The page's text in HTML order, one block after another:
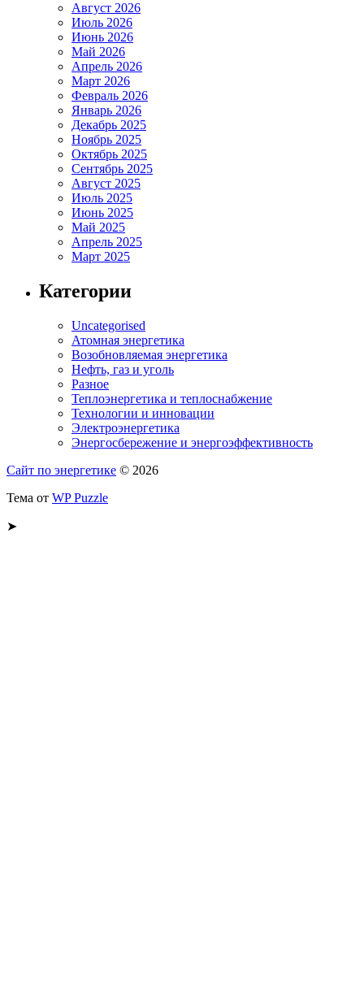
Август 2026
Июль 2026
Июнь 2026
Май 2026
Апрель 2026
Март 2026
Февраль 2026
Январь 2026
Декабрь 2025
Ноябрь 2025
Октябрь 2025
Сентябрь 2025
Август 2025
Июль 2025
Июнь 2025
Май 2025
Апрель 2025
Март 2025
Категории
Uncategorised
Атомная энергетика
Возобновляемая энергетика
Нефть, газ и уголь
Разное
Теплоэнергетика и теплоснабжение
Технологии и инновации
Электроэнергетика
Энергосбережение и энергоэффективность
Сайт по энергетике © 2026
Тема от WP Puzzle
➤